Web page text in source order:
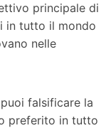
principale di
in tutto il mondo
nelle
falsificare la
preferito in tutto